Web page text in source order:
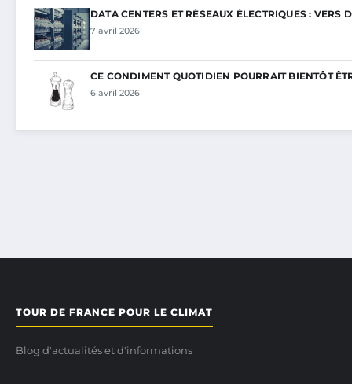
DATA CENTERS ET RÉSEAUX ÉLECTRIQUES : VERS
7 avril 2026
CE CONDIMENT QUOTIDIEN POURRAIT BIENTÔT
6 avril 2026
TOUR DE FRANCE POUR LE CLIMAT
Blog d'actualités et d'informations